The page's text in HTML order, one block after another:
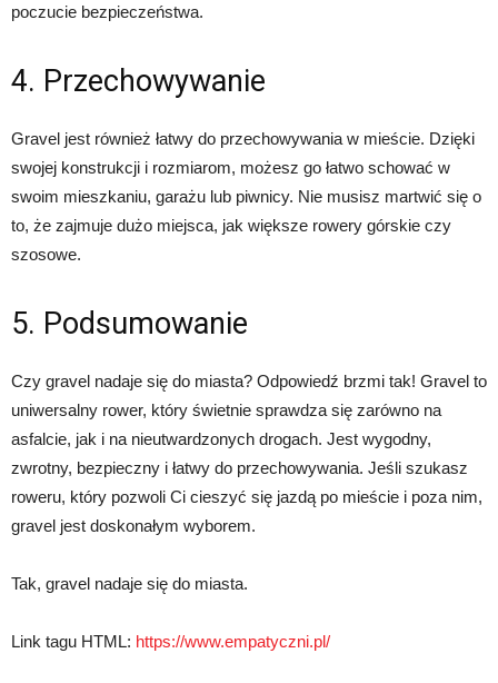
poczucie bezpieczeństwa.
4. Przechowywanie
Gravel jest również łatwy do przechowywania w mieście. Dzięki
swojej konstrukcji i rozmiarom, możesz go łatwo schować w
swoim mieszkaniu, garażu lub piwnicy. Nie musisz martwić się o
to, że zajmuje dużo miejsca, jak większe rowery górskie czy
szosowe.
5. Podsumowanie
Czy gravel nadaje się do miasta? Odpowiedź brzmi tak! Gravel to
uniwersalny rower, który świetnie sprawdza się zarówno na
asfalcie, jak i na nieutwardzonych drogach. Jest wygodny,
zwrotny, bezpieczny i łatwy do przechowywania. Jeśli szukasz
roweru, który pozwoli Ci cieszyć się jazdą po mieście i poza nim,
gravel jest doskonałym wyborem.
Tak, gravel nadaje się do miasta.
Link tagu HTML: https://www.empatyczni.pl/